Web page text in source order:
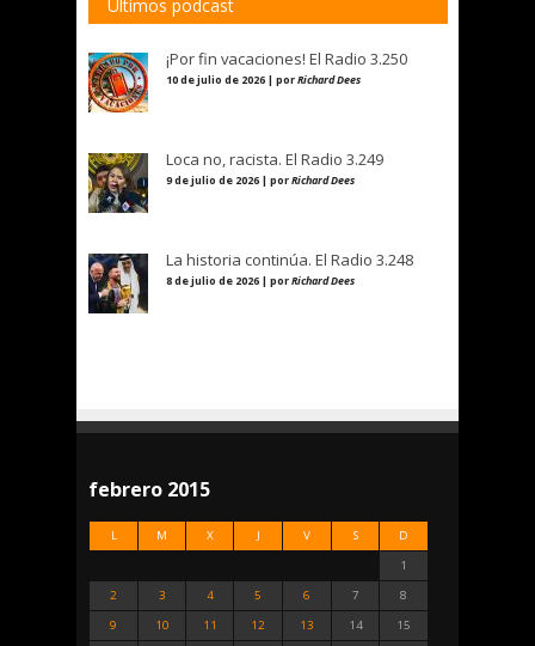
Últimos podcast
¡Por fin vacaciones! El Radio 3.250
10 de julio de 2026 | porRichard Dees
Loca no, racista. El Radio 3.249
9 de julio de 2026 | porRichard Dees
La historia continúa. El Radio 3.248
8 de julio de 2026 | porRichard Dees
febrero 2015
L M X J V S D
1
2
3 4 5 6 7
8
9
10 11 12 13 14
15